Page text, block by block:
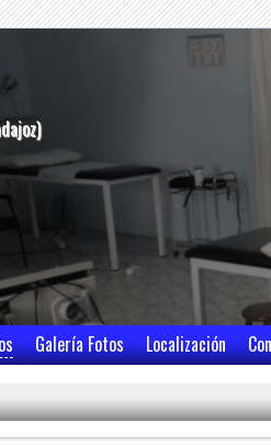
Galería Fotos Localización